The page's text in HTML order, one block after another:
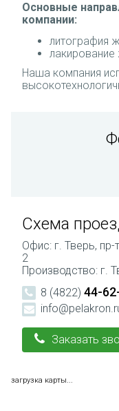
Основные
компании:
литография
лакирование
Наша компания
Схема
Офис: г. Тверь,
2
Производство: г.
8 (4822) 44-
Заказать
загрузка карты...